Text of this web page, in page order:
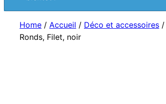
Home / Accueil / Déco et accessoires /
Ronds, Filet, noir